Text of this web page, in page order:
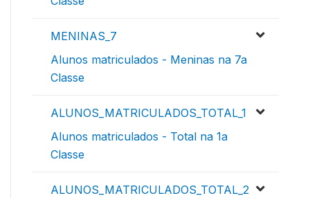
MENINAS_7
Alunos matriculados - Meninas na 7a
Classe
ALUNOS_MATRICULADOS_TOTAL_1
Alunos matriculados - Total na 1a
Classe
ALUNOS_MATRICULADOS_TOTAL_2